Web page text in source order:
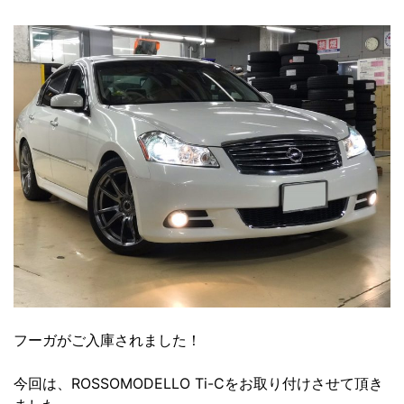
フーガがご入庫されました！
今回は、ROSSOMODELLO Ti-Cをお取り付けさせて頂き